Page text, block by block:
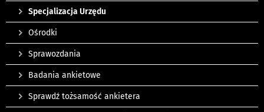
Specjalizacja Urzędu
Ośrodki
Sprawozdania
Badania ankietowe
Sprawdź tożsamość ankietera